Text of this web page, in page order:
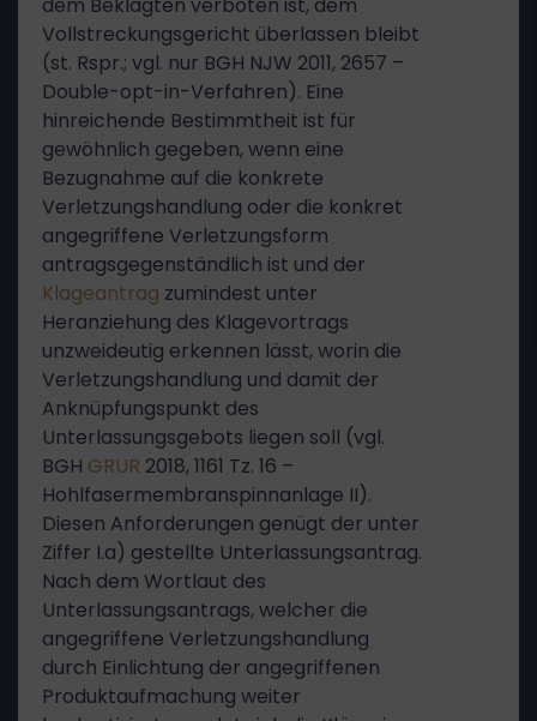
Vollstreckungsgericht überlassen bleibt
(st. Rspr.; vgl. nur BGH NJW 2011, 2657 –
Double-opt-in-Verfahren). Eine
hinreichende Bestimmtheit ist für
gewöhnlich gegeben, wenn eine
Bezugnahme auf die konkrete
Verletzungshandlung oder die konkret
angegriffene Verletzungsform
antragsgegenständlich ist und der
Klageantrag zumindest unter
Heranziehung des Klagevortrags
unzweideutig erkennen lässt, worin die
Verletzungshandlung und damit der
Anknüpfungspunkt des
Unterlassungsgebots liegen soll (vgl.
BGH GRUR 2018, 1161 Tz. 16 –
Hohlfasermembranspinnanlage II).
Diesen Anforderungen genügt der unter
Ziffer I.a) gestellte Unterlassungsantrag.
Nach dem Wortlaut des
Unterlassungsantrags, welcher die
angegriffene Verletzungshandlung
durch Einlichtung der angegriffenen
Produktaufmachung weiter